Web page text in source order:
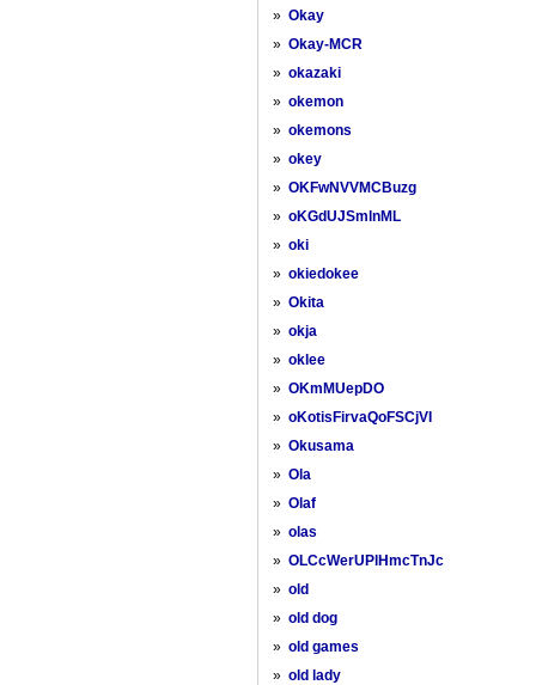
» Okay
» Okay-MCR
» okazaki
» okemon
» okemons
» okey
» OKFwNVVMCBuzg
» oKGdUJSmlnML
» oki
» okiedokee
» Okita
» okja
» oklee
» OKmMUepDO
» oKotisFirvaQoFSCjVI
» Okusama
» Ola
» Olaf
» olas
» OLCcWerUPlHmcTnJc
» old
» old dog
» old games
» old lady